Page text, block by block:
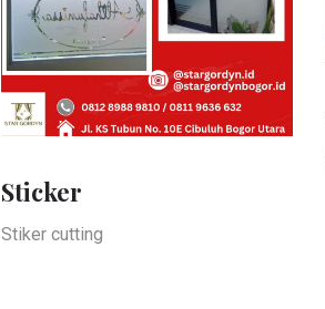
Sticker
Stiker cutting